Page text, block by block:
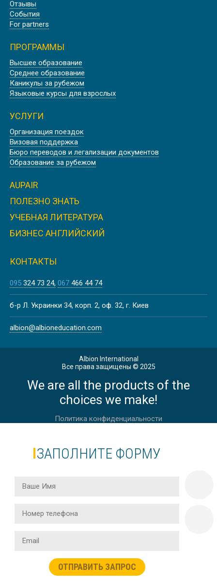
Отзывы
События
For partners
ПРОГРАММЫ
Высшее образование
Среднее образование
Каникулы за рубежом
Языковые курсы для взрослых
УСЛУГИ
Организация поездок
Визовая поддержка
Бюро переводов и легализации документов
Образование за рубежом
AUPAIR
ПОЛЕЗНО ЗНАТЬ
УЧЕБНАЯ ЛИТЕРАТУРА
БИЗНЕС АНГЛИЙСКИЙ
КОНТАКТЫ
095 324 73 24 067 466 44 74
б-р Л. Украинки 34, корп. 2, оф. 32, г. Киев
albion@albioneducation.com
Albion International
Все права защищены © 2025
We are all the products of the
choices we make!
Политика конфиденциальности
ЗАПОЛНИТЕ ФОРМУ